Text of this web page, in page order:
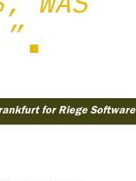
for Riege Software